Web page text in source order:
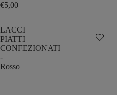
€5,00
LACCI
PIATTI
CONFEZIONATI
-
Rosso